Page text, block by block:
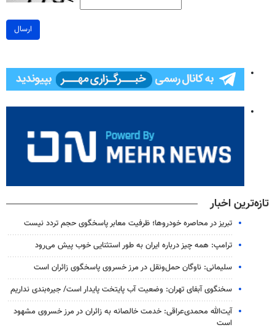
ارسال
تازه‌ترین اخبار
تبریز در محاصره خودروها؛ ظرفیت معابر پاسخگوی حجم تردد نیست
ترامپ: همه چیز درباره ایران به طور استثنایی خوب پیش می‌رود
سلیمانی: ناوگان حمل‌ونقل در مرز خسروی پاسخگوی زائران است
سخنگوی آبفای تهران: وضعیت آب پایتخت پایدار است/ جیره‌بندی نداریم
آیت‌الله محمدی‌عراقی: خدمت خالصانه به زائران در مرز خسروی مشهود
است